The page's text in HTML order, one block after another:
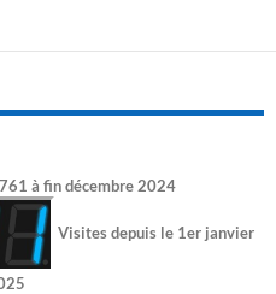
à fin décembre 2024
Visites depuis le 1er janvier